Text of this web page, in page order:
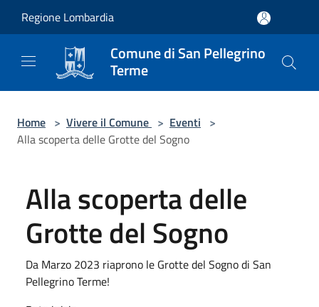
Regione Lombardia
Comune di San Pellegrino
Terme
Home > Vivere il Comune > Eventi >
Alla scoperta delle Grotte del Sogno
Alla scoperta delle
Grotte del Sogno
Da Marzo 2023 riaprono le Grotte del Sogno di San
Pellegrino Terme!